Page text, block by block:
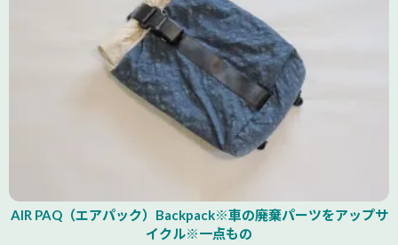
AIR PAQ（エアパック）Backpack※車の廃棄パーツをアップサ
イクル※一点もの